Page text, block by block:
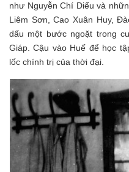
như Nguyễn Chí Diểu và
Liêm Sơn, Cao Xuân Huy,
dấu một bước ngoặt trong
Giáp. Cậu vào Huế để học
lốc chính trị của thời đại.